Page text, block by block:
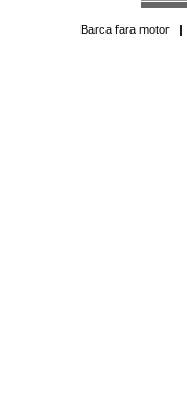
Barca fara motor|